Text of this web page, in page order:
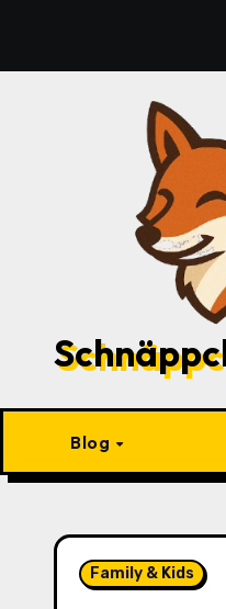
springen
Blog
Family & Kids